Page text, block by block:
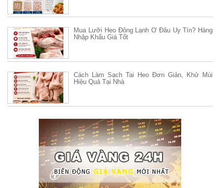
Mua Lưỡi Heo Đông Lạnh Ở Đâu Uy Tín? Hàng
Nhập Khẩu Giá Tốt
Cách Làm Sạch Tai Heo Đơn Giản, Khử Mùi
Hiệu Quả Tại Nhà